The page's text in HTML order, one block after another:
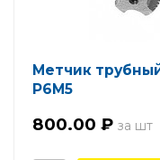
Метчик
Р6М5
800.00 ₽